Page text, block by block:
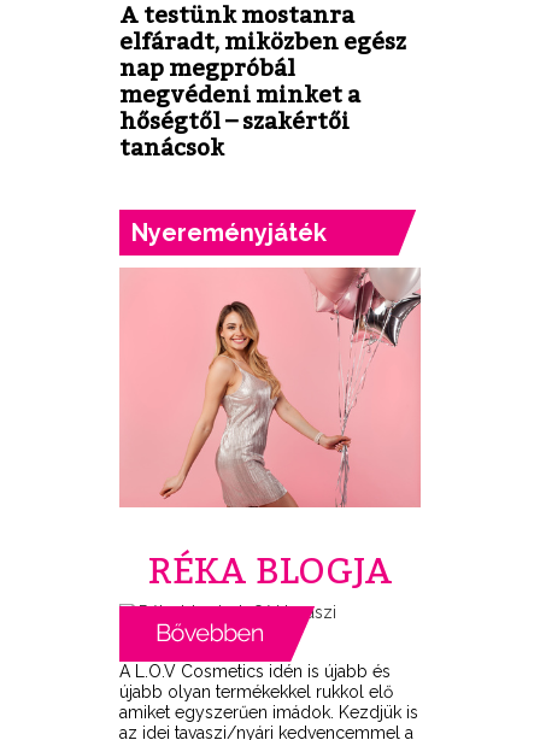
A testünk mostanra
elfáradt, miközben egész
nap megpróbál
megvédeni minket a
hőségtől – szakértői
tanácsok
Nyereményjáték
RÉKA BLOGJA
A L.O.V Cosmetics idén is újabb és
újabb olyan termékekkel rukkol elő
amiket egyszerűen imádok. Kezdjük is
az idei tavaszi/nyári kedvencemmel a